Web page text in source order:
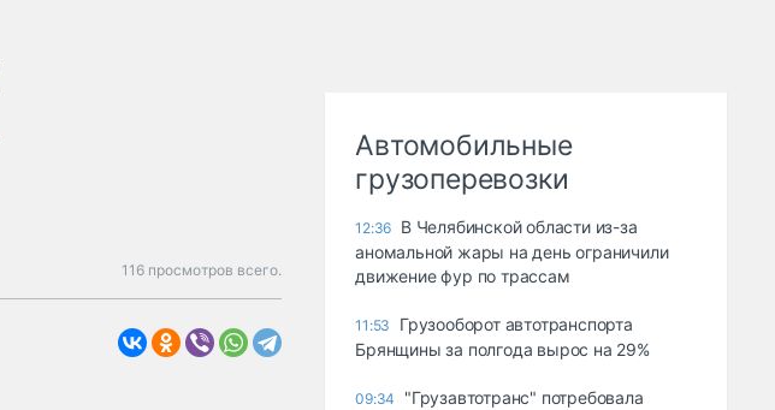
116 просмотров всего.
Автомобильные
грузоперевозки
12:36 В Челябинской области из-за
аномальной жары на день ограничили
движение фур по трассам
11:53
Грузооборот автотранспорта
Брянщины за полгода вырос на 29%
09:34
"Грузавтотранс" потребовала